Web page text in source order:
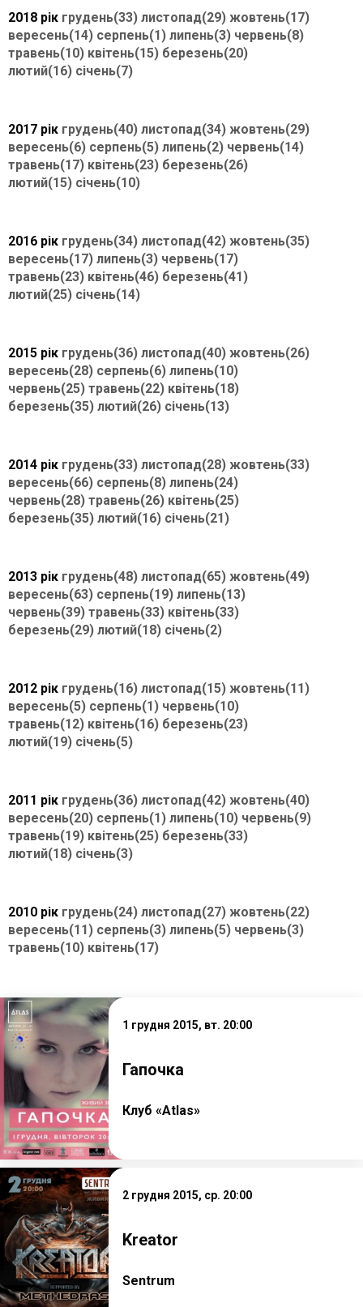
2018 рік грудень(33) листопад(29) жовтень(17)
вересень(14) серпень(1) липень(3) червень(8)
травень(10) квітень(15) березень(20)
лютий(16) січень(7)
2017 рік грудень(40) листопад(34) жовтень(29)
вересень(6) серпень(5) липень(2) червень(14)
травень(17) квітень(23) березень(26)
лютий(15) січень(10)
2016 рік грудень(34) листопад(42) жовтень(35)
вересень(17) липень(3) червень(17)
травень(23) квітень(46) березень(41)
лютий(25) січень(14)
2015 рік грудень(36) листопад(40) жовтень(26)
вересень(28) серпень(6) липень(10)
червень(25) травень(22) квітень(18)
березень(35) лютий(26) січень(13)
2014 рік грудень(33) листопад(28) жовтень(33)
вересень(66) серпень(8) липень(24)
червень(28) травень(26) квітень(25)
березень(35) лютий(16) січень(21)
2013 рік грудень(48) листопад(65) жовтень(49)
вересень(63) серпень(19) липень(13)
червень(39) травень(33) квітень(33)
березень(29) лютий(18) січень(2)
2012 рік грудень(16) листопад(15) жовтень(11)
вересень(5) серпень(1) червень(10)
травень(12) квітень(16) березень(23)
лютий(19) січень(5)
2011 рік грудень(36) листопад(42) жовтень(40)
вересень(20) серпень(1) липень(10) червень(9)
травень(19) квітень(25) березень(33)
лютий(18) січень(3)
2010 рік грудень(24) листопад(27) жовтень(22)
вересень(11) серпень(3) липень(5) червень(3)
травень(10) квітень(17)
1 грудня 2015, вт. 20:00
Гапочка
Клуб «Atlas»
2 грудня 2015, ср. 20:00
Kreator
Sentrum